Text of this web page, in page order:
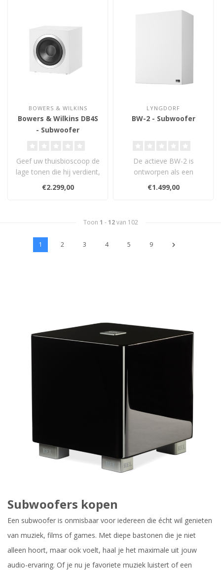
BOWERS & WILKINS
Bowers & Wilkins DB4S
- Subwoofer
Geef uw thuisbioscoop de
lage tonen die hij verdient,
krachtig..
€2.299,00
LYNGDORF
BW-2 - Subwoofer
De actieve BW-2 is
ontworpen als een
bandbreedte met als doel..
€1.499,00
Toon 1 - 12van 102
1 2 3 4 5 9
Subwoofers kopen
Een subwoofer is onmisbaar voor iedereen die écht wil genieten
van muziek, films of games. Met diepe bastonen die je niet
alleen hoort, maar ook voelt, haal je het maximale uit jouw
audio-ervaring. Of je nu je favoriete muziek luistert of een